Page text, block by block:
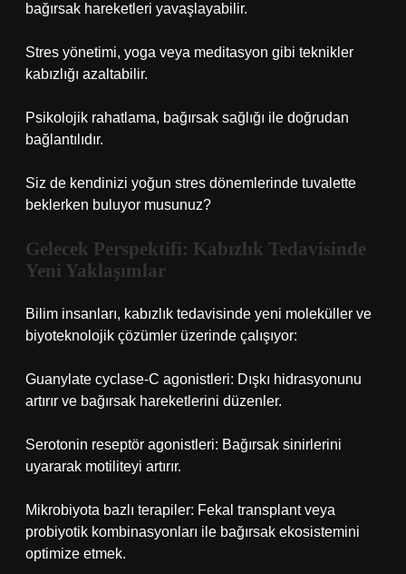
bağırsak hareketleri yavaşlayabilir.
Stres yönetimi, yoga veya meditasyon gibi teknikler
kabızlığı azaltabilir.
Psikolojik rahatlama, bağırsak sağlığı ile doğrudan
bağlantılıdır.
Siz de kendinizi yoğun stres dönemlerinde tuvalette
beklerken buluyor musunuz?
Gelecek Perspektifi: Kabızlık Tedavisinde
Yeni Yaklaşımlar
Bilim insanları, kabızlık tedavisinde yeni moleküller ve
biyoteknolojik çözümler üzerinde çalışıyor:
Guanylate cyclase-C agonistleri: Dışkı hidrasyonunu
artırır ve bağırsak hareketlerini düzenler.
Serotonin reseptör agonistleri: Bağırsak sinirlerini
uyararak motiliteyi artırır.
Mikrobiyota bazlı terapiler: Fekal transplant veya
probiyotik kombinasyonları ile bağırsak ekosistemini
optimize etmek.